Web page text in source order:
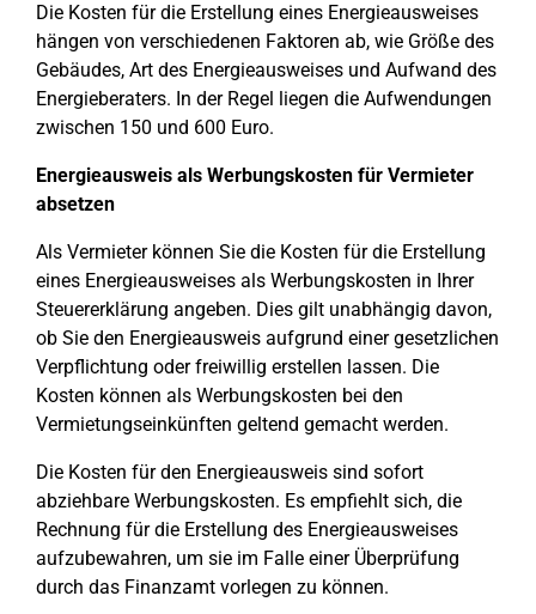
Die Kosten für die Erstellung eines Energieausweises
hängen von verschiedenen Faktoren ab, wie Größe des
Gebäudes, Art des Energieausweises und Aufwand des
Energieberaters. In der Regel liegen die Aufwendungen
zwischen 150 und 600 Euro.
Energieausweis als Werbungskosten für Vermieter
absetzen
Als Vermieter können Sie die Kosten für die Erstellung
eines Energieausweises als Werbungskosten in Ihrer
Steuererklärung angeben. Dies gilt unabhängig davon,
ob Sie den Energieausweis aufgrund einer gesetzlichen
Verpflichtung oder freiwillig erstellen lassen. Die
Kosten können als Werbungskosten bei den
Vermietungseinkünften geltend gemacht werden.
Die Kosten für den Energieausweis sind sofort
abziehbare Werbungskosten. Es empfiehlt sich, die
Rechnung für die Erstellung des Energieausweises
aufzubewahren, um sie im Falle einer Überprüfung
durch das Finanzamt vorlegen zu können.